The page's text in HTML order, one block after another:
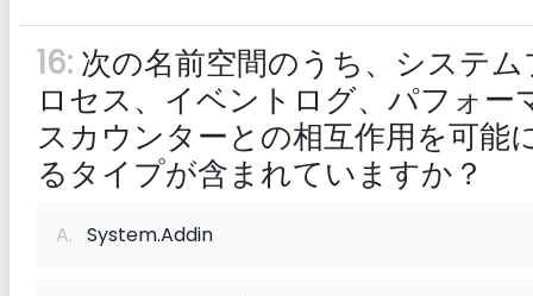
16: 次の名前空間のうち、システム
ロセス、イベントログ、パフォー
スカウンターとの相互作用を可能
るタイプが含まれていますか？
A. System.Addin